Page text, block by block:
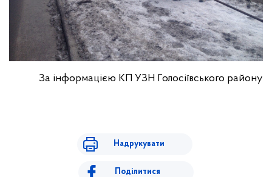
За інформацією КП УЗН Голосіївського району
Надрукувати
Поділитися